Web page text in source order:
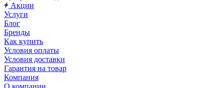
Акции
Услуги
Блог
Бренды
Как купить
Условия оплаты
Условия доставки
Гарантия на товар
Компания
О компании